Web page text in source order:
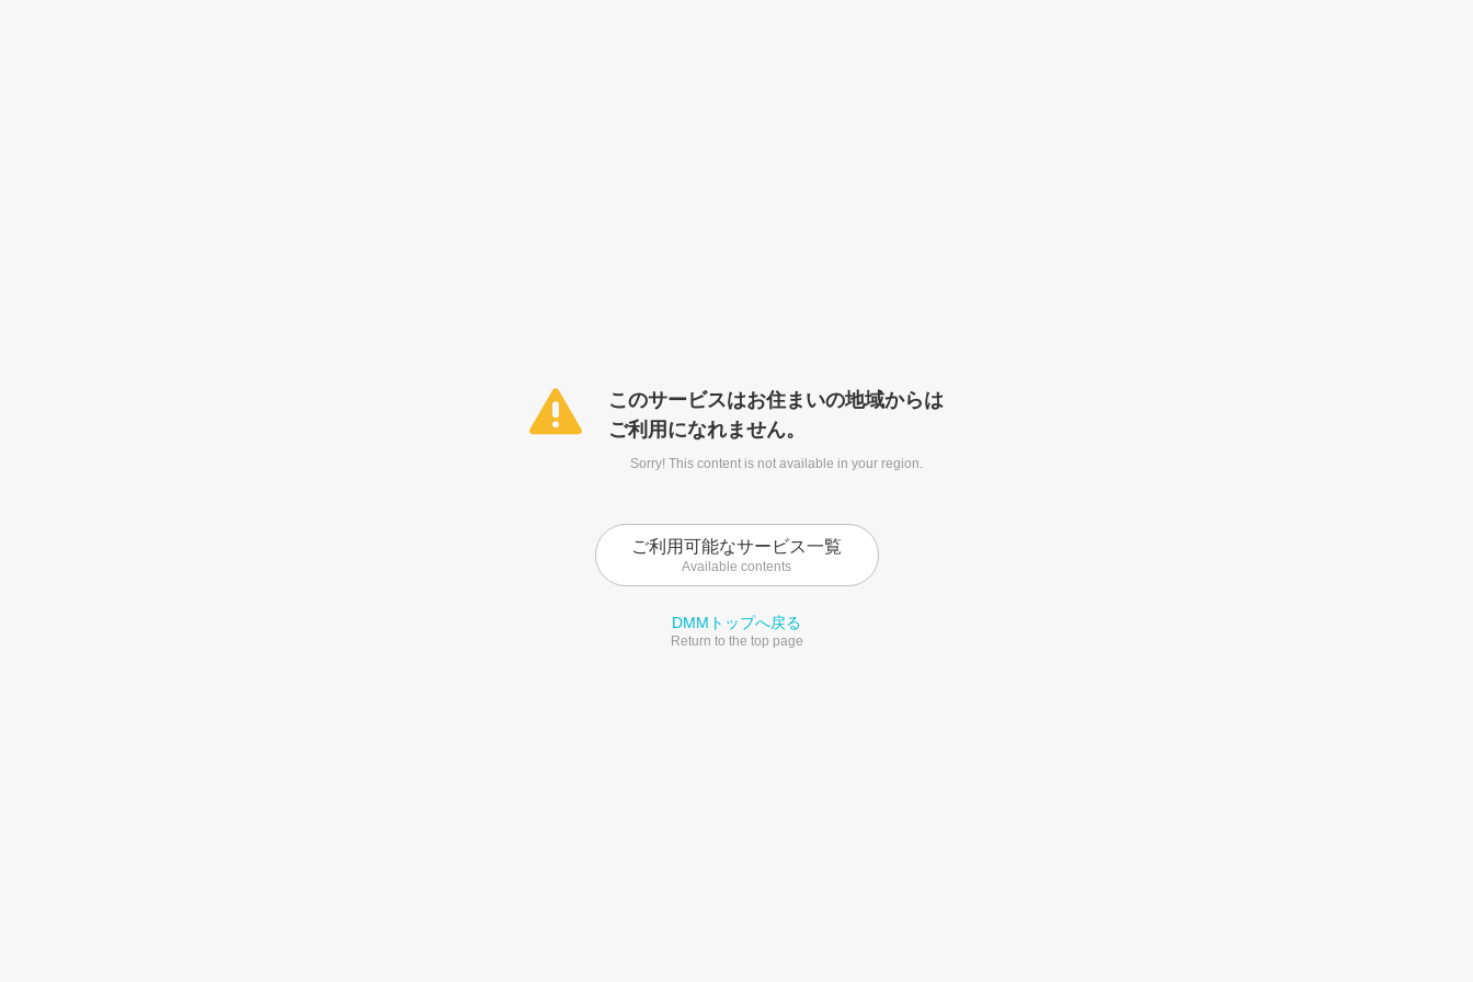
このサービスはお住まいの地域からは
ご利用になれません。
Sorry! This content is not available in your region.
ご利用可能なサービス一覧
Available contents
DMMトップへ戻る
Return to the top page